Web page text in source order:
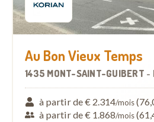
Au Bon Vieux Temps
1435 MONT-SAINT-GUIBERT -
à partir de € 2.314/mois
à partir de € 1.868/mois